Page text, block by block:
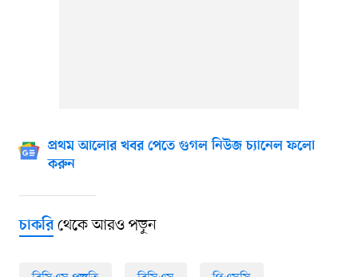
প্রথম আলোর খবর পেতে গুগল নিউজ চ্যানেল ফলো
করুন
চাকরিথেকে আরও পড়ুন